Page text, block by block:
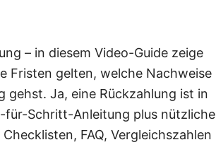
– in diesem Video-Guide zeige
Fristen gelten, welche Nachweise
gehst. Ja, eine Rückzahlung ist in
für-Schritt-Anleitung plus nützliche
FAQ, Vergleichszahlen